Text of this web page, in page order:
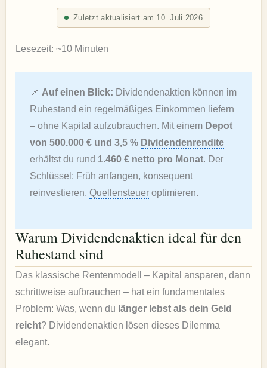
Zuletzt aktualisiert am 10. Juli 2026
Lesezeit: ~10 Minuten
📌 Auf einen Blick: Dividendenaktien können im
Ruhestand ein regelmäßiges Einkommen liefern
– ohne Kapital aufzubrauchen. Mit einem Depot
von 500.000 € und 3,5 % Dividendenrendite
erhältst du rund 1.460 € netto pro Monat. Der
Schlüssel: Früh anfangen, konsequent
reinvestieren, Quellensteueroptimieren.
Warum Dividendenaktien ideal für den
Ruhestand sind
Das klassische Rentenmodell – Kapital ansparen, dann
schrittweise aufbrauchen – hat ein fundamentales
Problem: Was, wenn du länger lebst als dein Geld
reicht? Dividendenaktien lösen dieses Dilemma
elegant.